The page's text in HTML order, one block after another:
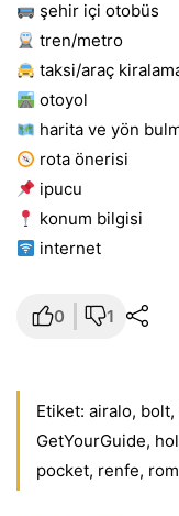
şehir içi otobüs
tren/metro
taksi/araç
otoyol
harita ve yön
rota önerisi
i̇pucu
konum bilgisi
i̇nternet
0 1
Etiket: airalo, bolt,
GetYourGuide,
pocket, renfe,